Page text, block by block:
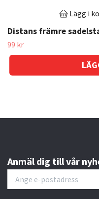
Lägg i
Distans främre
99 kr
Anmäl dig till vår